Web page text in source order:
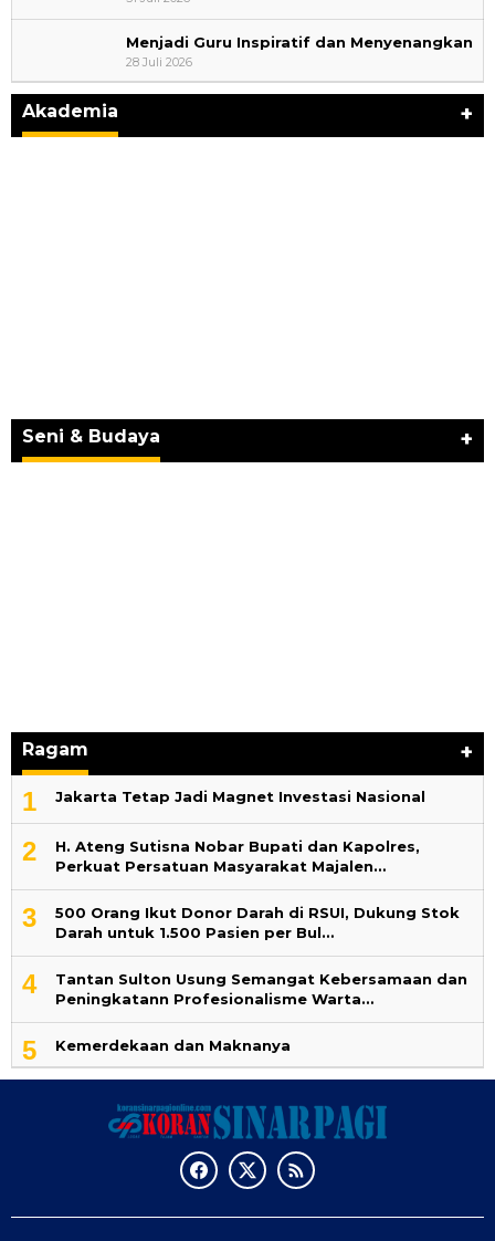
Menjadi Guru Inspiratif dan Menyenangkan
28 Juli 2026
Akademia +
AYIMUN 2026 Depok Resmi Dibuka, Chandra: Ini
Ruang Lahirkan Pemimpin Masa Depan
Di Akademia |
Seni & Budaya +
BERKARYA UNTUK PE…
Ragam +
1 Jakarta Tetap Jadi Magnet Investasi Nasional
2
H. Ateng Sutisna Nobar Bupati dan Kapolres,
Perkuat Persatuan Masyarakat Majalen…
3
500 Orang Ikut Donor Darah di RSUI, Dukung Stok
Darah untuk 1.500 Pasien per Bul…
4
‎Tantan Sulton Usung Semangat Kebersamaan dan
Peningkatann Profesionalisme Warta…
5 Kemerdekaan dan Maknanya